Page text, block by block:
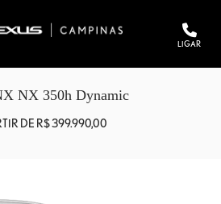
LIGAR
NX 350h Dynamic
DE R$ 399.990,00